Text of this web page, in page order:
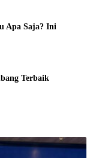
Apa Saja? Ini
Terbaik